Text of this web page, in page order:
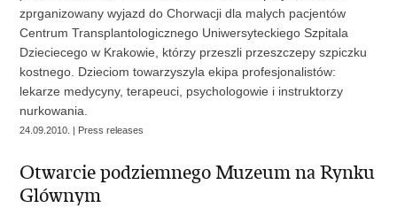
zprganizowany wyjazd do Chorwacji dla malych pacjentów
Centrum Transplantologicznego Uniwersyteckiego Szpitala
Dzieciecego w Krakowie, którzy przeszli przeszczepy szpiczku
kostnego. Dzieciom towarzyszyla ekipa profesjonalistów:
lekarze medycyny, terapeuci, psychologowie i instruktorzy
nurkowania.
24.09.2010. | Press releases
Otwarcie podziemnego Muzeum na Rynku
Glównym